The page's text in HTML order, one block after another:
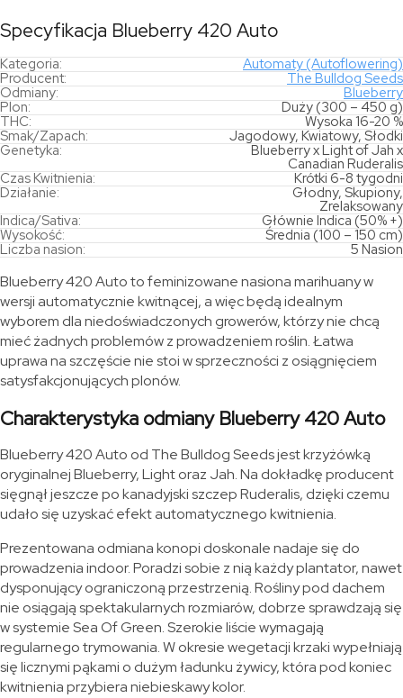
Specyfikacja Blueberry 420 Auto
Kategoria:
Automaty (Autoflowering)
Producent:
The Bulldog Seeds
Odmiany:
Blueberry
Plon:
Duży (300 – 450 g)
THC:
Wysoka 16-20 %
Smak/Zapach:
Jagodowy, Kwiatowy, Słodki
Genetyka:
Blueberry x Light of Jah x
Canadian Ruderalis
Czas Kwitnienia:
Krótki 6-8 tygodni
Działanie:
Głodny, Skupiony,
Zrelaksowany
Indica/Sativa:
Głównie Indica (50% +)
Wysokość:
Średnia (100 – 150 cm)
Liczba nasion:
5 Nasion
Blueberry 420 Auto to feminizowane nasiona marihuany w
wersji automatycznie kwitnącej, a więc będą idealnym
wyborem dla niedoświadczonych growerów, którzy nie chcą
mieć żadnych problemów z prowadzeniem roślin. Łatwa
uprawa na szczęście nie stoi w sprzeczności z osiągnięciem
satysfakcjonujących plonów.
Charakterystyka odmiany Blueberry 420 Auto
Blueberry 420 Auto od The Bulldog Seeds jest krzyżówką
oryginalnej Blueberry, Light oraz Jah. Na dokładkę producent
sięgnął jeszcze po kanadyjski szczep Ruderalis, dzięki czemu
udało się uzyskać efekt automatycznego kwitnienia.
Prezentowana odmiana konopi doskonale nadaje się do
prowadzenia indoor. Poradzi sobie z nią każdy plantator, nawet
dysponujący ograniczoną przestrzenią. Rośliny pod dachem
nie osiągają spektakularnych rozmiarów, dobrze sprawdzają się
w systemie Sea Of Green. Szerokie liście wymagają
regularnego trymowania. W okresie wegetacji krzaki wypełniają
się licznymi pąkami o dużym ładunku żywicy, która pod koniec
kwitnienia przybiera niebieskawy kolor.